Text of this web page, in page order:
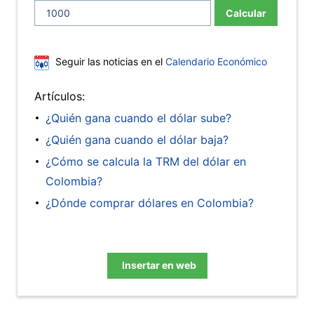
Calcular
Seguir las noticias en el Calendario Económico
Artículos:
¿Quién gana cuando el dólar sube?
¿Quién gana cuando el dólar baja?
¿Cómo se calcula la TRM del dólar en
Colombia?
¿Dónde comprar dólares en Colombia?
Insertar en web